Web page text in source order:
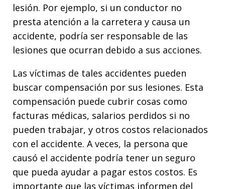
lesión. Por ejemplo, si un conductor no
presta atención a la carretera y causa un
accidente, podría ser responsable de las
lesiones que ocurran debido a sus acciones.
Las víctimas de tales accidentes pueden
buscar compensación por sus lesiones. Esta
compensación puede cubrir cosas como
facturas médicas, salarios perdidos si no
pueden trabajar, y otros costos relacionados
con el accidente. A veces, la persona que
causó el accidente podría tener un seguro
que pueda ayudar a pagar estos costos. Es
importante que las víctimas informen del